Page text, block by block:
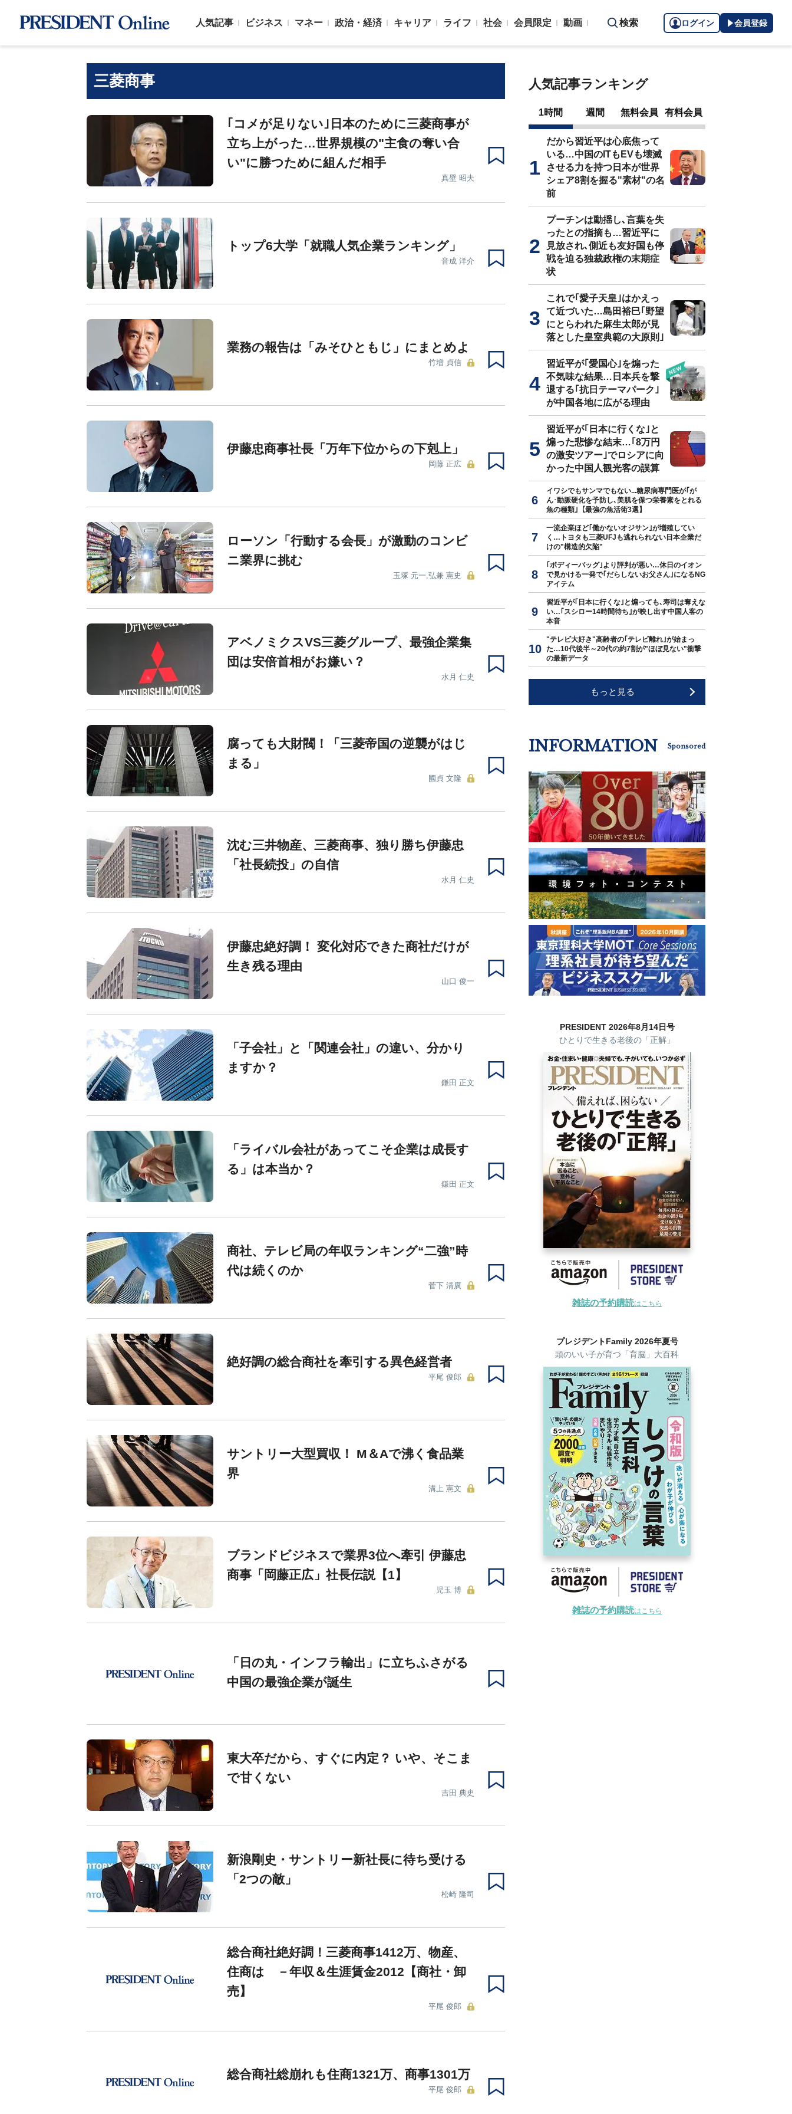
人気記事 ビジネス マネー 政治・経済 キャリア ライフ 社会 会員限定 動画 検索 ログイン 会員登録
三菱商事
｢コメが足りない｣日本のために三菱商事が
立ち上がった…世界規模の"主食の奪い合
い"に勝つために組んだ相手
真壁 昭夫
トップ6大学「就職人気企業ランキング」
音成 洋介
業務の報告は「みそひともじ」にまとめよ
竹増 貞信
伊藤忠商事社長「万年下位からの下剋上」
岡藤 正広
ローソン「行動する会長」が激動のコンビ
ニ業界に挑む
玉塚 元一,弘兼 憲史
アベノミクスVS三菱グループ、最強企業集
団は安倍首相がお嫌い？
水月 仁史
腐っても大財閥！「三菱帝国の逆襲がはじ
まる」
國貞 文隆
沈む三井物産、三菱商事、独り勝ち伊藤忠
「社長続投」の自信
水月 仁史
伊藤忠絶好調！ 変化対応できた商社だけが
生き残る理由
山口 俊一
「子会社」と「関連会社」の違い、分かり
ますか？
鎌田 正文
「ライバル会社があってこそ企業は成長す
る」は本当か？
鎌田 正文
商社、テレビ局の年収ランキング“二強”時
代は続くのか
菅下 清廣
絶好調の総合商社を牽引する異色経営者
平尾 俊郎
サントリー大型買収！ M＆Aで沸く食品業
界
溝上 憲文
ブランドビジネスで業界3位へ牽引 伊藤忠
商事「岡藤正広」社長伝説【1】
児玉 博
「日の丸・インフラ輸出」に立ちふさがる
中国の最強企業が誕生
東大卒だから、すぐに内定？ いや、そこま
で甘くない
吉田 典史
新浪剛史・サントリー新社長に待ち受ける
「2つの敵」
松崎 隆司
総合商社絶好調！三菱商事1412万、物産、
住商は －年収＆生涯賃金2012【商社・卸
売】
平尾 俊郎
総合商社総崩れも住商1321万、商事1301万
平尾 俊郎
人気記事ランキング
1時間 週間 無料会員 有料会員
だから習近平は心底焦って
いる…中国のITもEVも壊滅
させる力を持つ日本が世界
シェア8割を握る"素材"の名
前
プーチンは動揺し､言葉を失
ったとの指摘も…習近平に
見放され､側近も友好国も停
戦を迫る独裁政権の末期症
状
これで｢愛子天皇｣はかえっ
て近づいた…島田裕巳｢野望
にとらわれた麻生太郎が見
落とした皇室典範の大原則｣
習近平が｢愛国心｣を煽った
不気味な結果…日本兵を撃
退する｢抗日テーマパーク｣
が中国各地に広がる理由
習近平が｢日本に行くな｣と
煽った悲惨な結末…｢8万円
の激安ツアー｣でロシアに向
かった中国人観光客の誤算
イワシでもサンマでもない...糖尿病専門医が｢が
ん･動脈硬化を予防し､美肌を保つ栄養素をとれる
魚の種類｣【最強の魚活術3選】
一流企業ほど｢働かないオジサン｣が増殖してい
く…トヨタも三菱UFJも逃れられない日本企業だ
けの"構造的欠陥"
｢ボディーバッグ｣より評判が悪い…休日のイオン
で見かける一発で｢だらしないお父さん｣になるNG
アイテム
習近平が｢日本に行くな｣と煽っても､寿司は奪えな
い…｢スシロー14時間待ち｣が映し出す中国人客の
本音
"テレビ大好き"高齢者の｢テレビ離れ｣が始まっ
た…10代後半～20代の約7割が"ほぼ見ない"衝撃
の最新データ
もっと見る
INFORMATION Sponsored
PRESIDENT 2026年8月14日号
ひとりで生きる老後の「正解」
雑誌の予約購読はこちら
プレジデントFamily 2026年夏号
頭のいい子が育つ「育脳」大百科
雑誌の予約購読はこちら